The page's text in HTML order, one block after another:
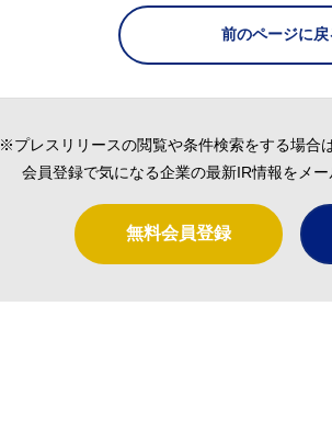
前のページに戻
※プレスリリースの閲覧や条件検索をする場合
会員登録で気になる企業の最新IR情報をメー
無料会員登録